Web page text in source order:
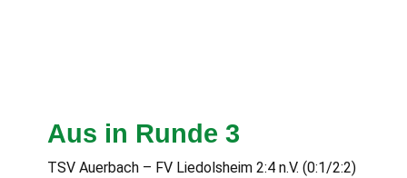
Aus in Runde 3
TSV Auerbach – FV Liedolsheim 2:4 n.V. (0:1/2:2)